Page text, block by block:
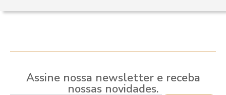
Assine nossa newsletter e receba
nossas novidades.